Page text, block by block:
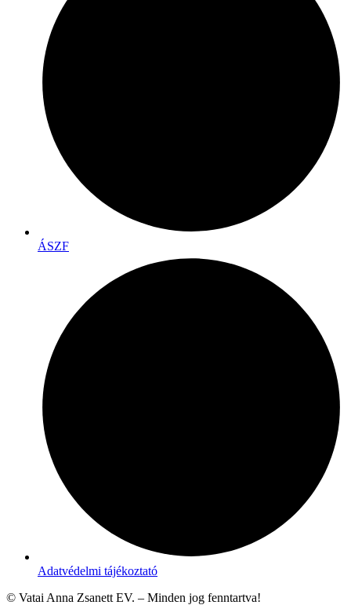
ÁSZF
Adatvédelmi tájékoztató
© Vatai Anna Zsanett EV. – Minden jog fenntartva!